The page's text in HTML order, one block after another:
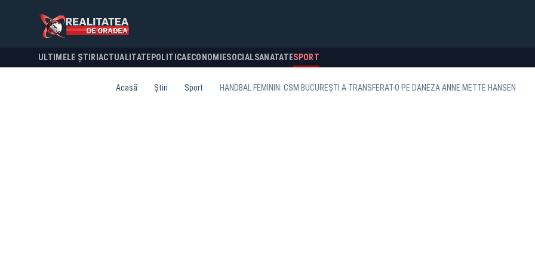
ULTIMELE ȘTIRI ACTUALITATE POLITICA ECONOMIESOCIALSANATATESPORT
Acasă Știri Sport HANDBAL FEMININ: CSM BUCUREȘTI A TRANSFERAT-O PE DANEZA ANNE METTE HANSEN